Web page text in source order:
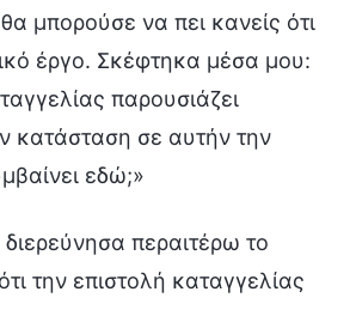
μπορούσε να πει κανείς ότι
έργο. Σκέφτηκα μέσα μου:
παρουσιάζει
κατάσταση σε αυτήν την
εδώ;»
περαιτέρω το
την επιστολή καταγγελίας